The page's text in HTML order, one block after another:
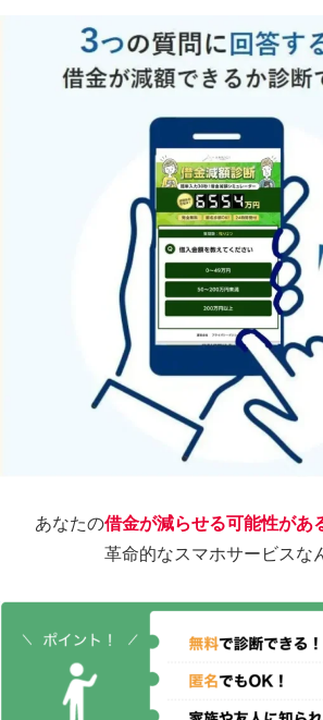
あなたの借金が減らせる可能性があ
革命的なスマホサービスな